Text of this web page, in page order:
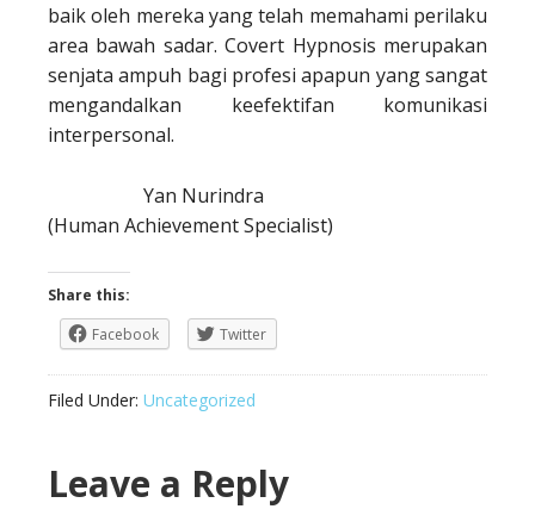
baik oleh mereka yang telah memahami perilaku
area bawah sadar. Covert Hypnosis merupakan
senjata ampuh bagi profesi apapun yang sangat
mengandalkan keefektifan komunikasi
interpersonal.
Yan Nurindra
(Human Achievement Specialist)
Share this:
Facebook
Twitter
Filed Under: Uncategorized
Leave a Reply